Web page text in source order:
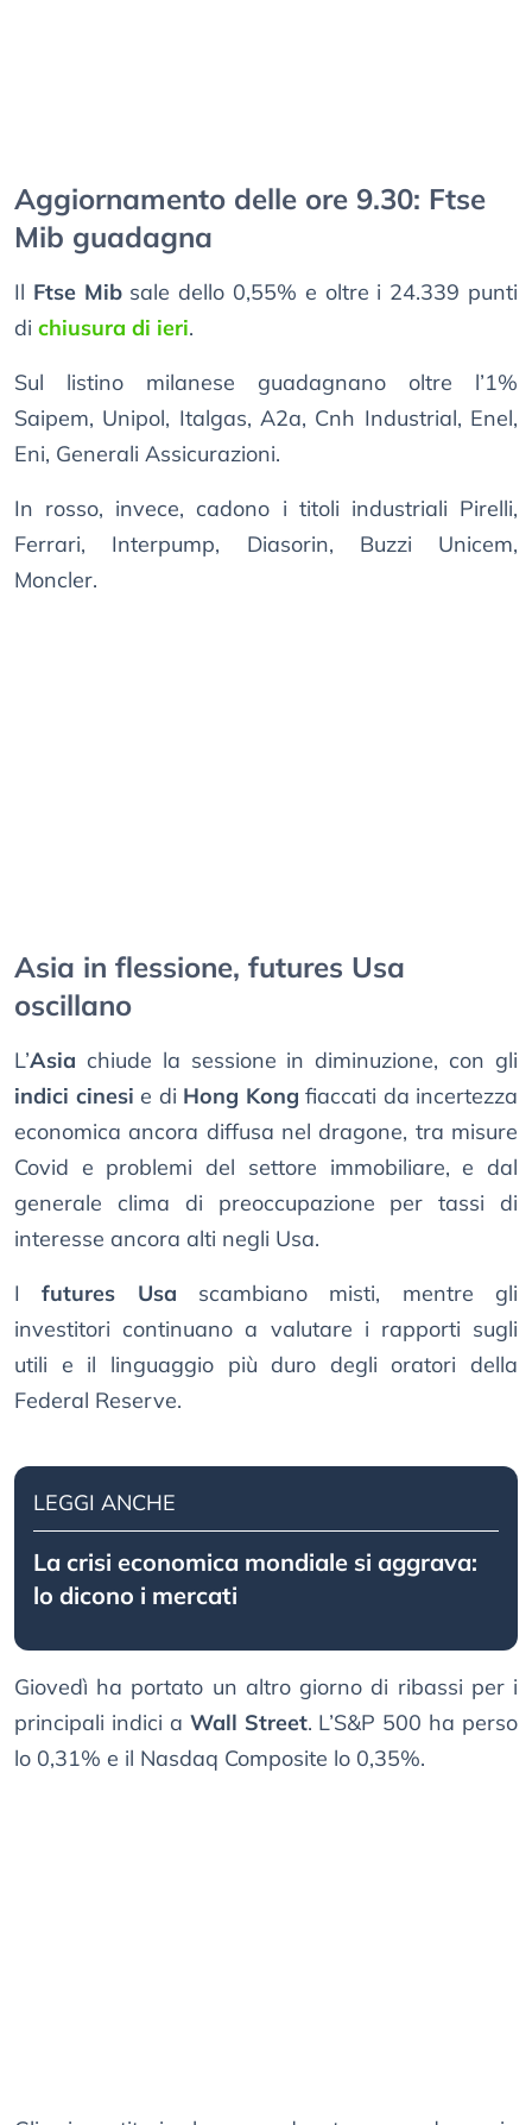
Aggiornamento delle ore 9.30: Ftse
Mib guadagna
Il Ftse Mibsale dello 0,55% e oltre i 24.339 punti
di chiusura di ieri.
Sul listino milanese guadagnano oltre l’1%
Saipem, Unipol, Italgas, A2a, Cnh Industrial, Enel,
Eni, Generali Assicurazioni.
In rosso, invece, cadono i titoli industriali Pirelli,
Ferrari, Interpump, Diasorin, Buzzi Unicem,
Moncler.
Asia in flessione, futures Usa
oscillano
L’Asia chiude la sessione in diminuzione, con gli
indici cinesi e di Hong Kong fiaccati da incertezza
economica ancora diffusa nel dragone, tra misure
Covid e problemi del settore immobiliare, e dal
generale clima di preoccupazione per tassi di
interesse ancora alti negli Usa.
Ifutures Usa scambiano misti, mentre gli
investitori continuano a valutare i rapporti sugli
utili e il linguaggio più duro degli oratori della
Federal Reserve.
LEGGI ANCHE
La crisi economica mondiale si aggrava:
lo dicono i mercati
Giovedì ha portato un altro giorno di ribassi per i
principali indici a Wall Street. L’S&P 500 ha perso
lo 0,31% e il Nasdaq Composite lo 0,35%.